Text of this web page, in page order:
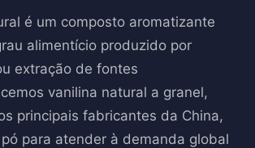
é um composto aromatizante
alimentício produzido por
extração de fontes
vanilina natural a granel,
principais fabricantes da China,
para atender à demanda global